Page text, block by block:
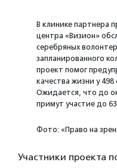
В клинике партнера
центра «Визион»
серебряных
запланированного
проект помог
качества жизни у
Ожидается, что до
примут участие до
Фото: «Право на
Участники проекта